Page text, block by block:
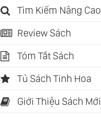
Tìm Kiếm Nâng Cao
Review Sách
Tóm Tắt Sách
Tủ Sách Tinh Hoa
Giới Thiệu Sách Mới